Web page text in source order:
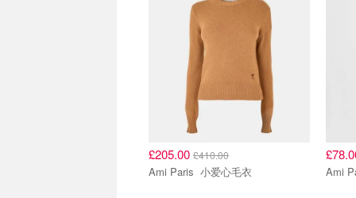
£205.00 £410.00
Ami Paris 小爱心毛衣